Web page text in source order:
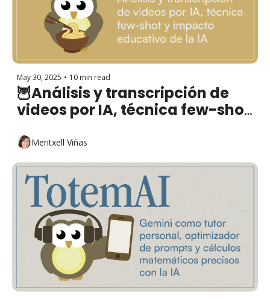
May 30, 2025 • 10 min read
🦉Análisis y transcripción de
videos por IA, técnica few-shot
Meritxell Viñas